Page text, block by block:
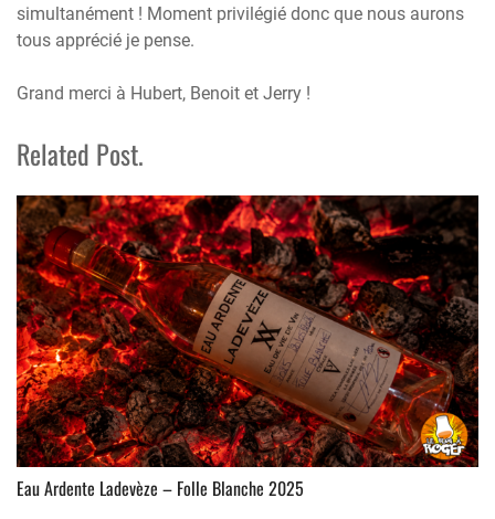
simultanément ! Moment privilégié donc que nous aurons
tous apprécié je pense.
Grand merci à Hubert, Benoit et Jerry !
Related Post.
Eau Ardente Ladevèze – Folle Blanche 2025